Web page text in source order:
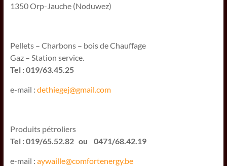
1350 Orp-Jauche (Noduwez)
Pellets – Charbons – bois de Chauffage
Gaz – Station service.
Tel : 019/63.45.25
e-mail : dethiegej@gmail.com
Produits pétroliers
Tel : 019/65.52.82 ou 0471/68.42.19
e-mail : aywaille@comfortenergy.be